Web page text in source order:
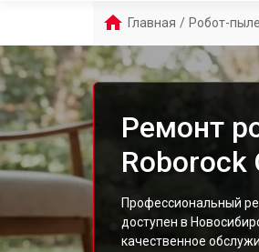
Главная / Робот-
Ремонт
Roborock
Профессиональный
доступен в
качественное